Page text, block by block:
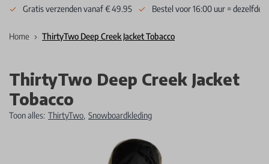
Gratis verzenden vanaf € 49.95 Bestel voor 16:00 uur = dezelfde
Home ThirtyTwo Deep Creek Jacket Tobacco
ThirtyTwo Deep Creek Jacket
Tobacco
Toon alles: ThirtyTwo, Snowboardkleding